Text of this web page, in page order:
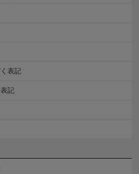
表記
記